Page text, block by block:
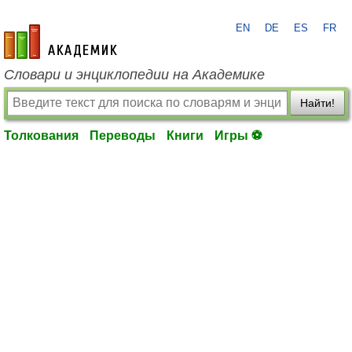
academic.ru
EN DE ES FR
Словари и энциклопедии на Академике
Найти!
Толкования Переводы Книги Игры ⚽